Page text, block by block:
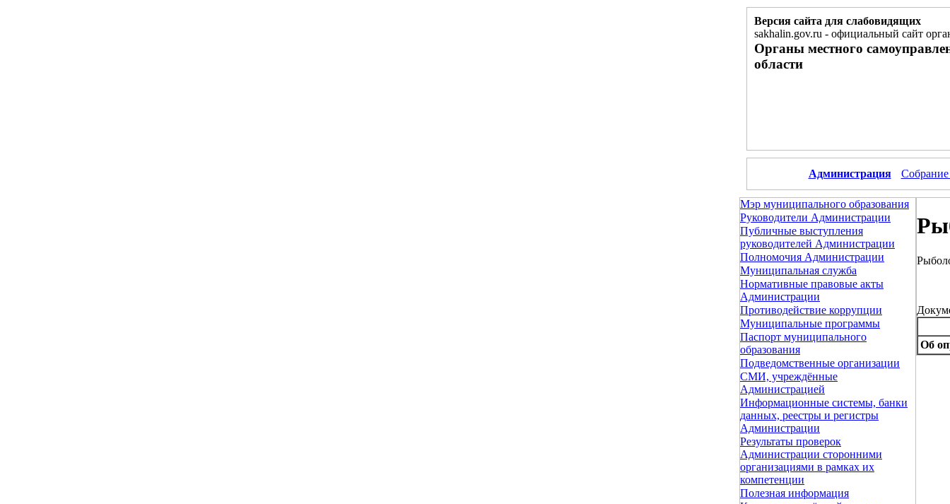
Версия сайта для слабовидящих
sakhalin.gov.ru - официальный сайт
Органы местного
области
Администрация Собрание
Мэр муниципального образования
Руководители Администрации
Публичные выступления
руководителей Администрации
Полномочия Администрации
Муниципальная служба
Нормативные правовые акты
Администрации
Противодействие коррупции
Муниципальные программы
Паспорт муниципального
образования
Подведомственные организации
СМИ, учреждённые
Администрацией
Информационные системы, банки
данных, реестры и регистры
Администрации
Результаты проверок
Администрации сторонними
организациями в рамках их
компетенции
Полезная информация
Об